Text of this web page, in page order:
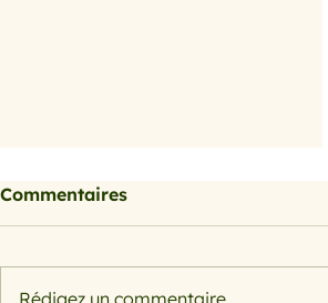
Barbecue
Commentaires